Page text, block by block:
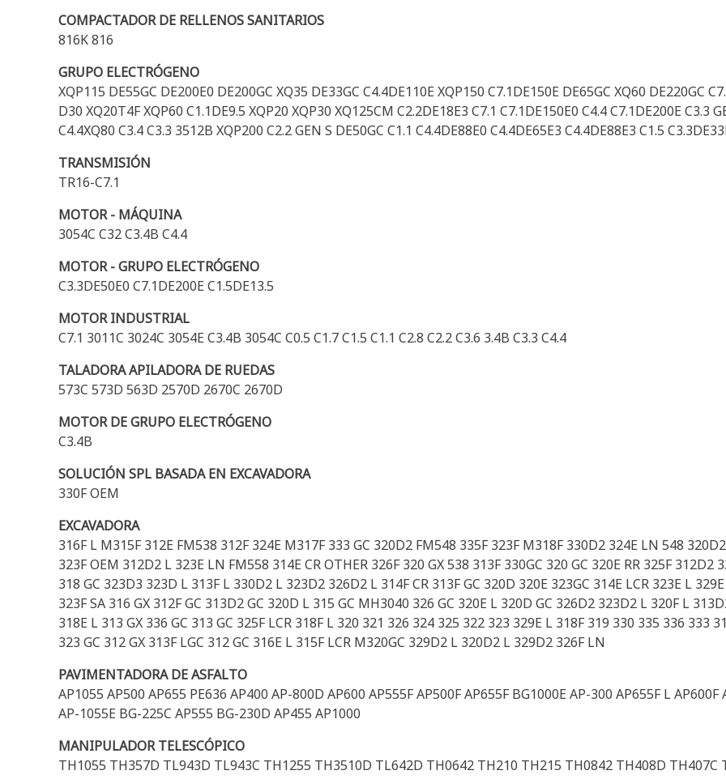
COMPACTADOR DE RELLENOS SANITARIOS
816K 816
GRUPO ELECTRÓGENO
XQP115 DE55GC DE200E0 DE200GC XQ35 DE33GC C4.4DE110E XQP150 C7.1DE150E DE65GC XQ60 DE220GC
D30 XQ20T4F XQP60 C1.1DE9.5 XQP20 XQP30 XQ125CM C2.2DE18E3 C7.1 C7.1DE150E0 C4.4 C7.1DE200E C3.3
C4.4XQ80 C3.4 C3.3 3512B XQP200 C2.2 GEN S DE50GC C1.1 C4.4DE88E0 C4.4DE65E3 C4.4DE88E3 C1.5
TRANSMISIÓN
TR16-C7.1
MOTOR - MÁQUINA
3054C C32 C3.4B C4.4
MOTOR - GRUPO ELECTRÓGENO
C3.3DE50E0 C7.1DE200E C1.5DE13.5
MOTOR INDUSTRIAL
C7.1 3011C 3024C 3054E C3.4B 3054C C0.5 C1.7 C1.5 C1.1 C2.8 C2.2 C3.6 3.4B C3.3 C4.4
TALADORA APILADORA DE RUEDAS
573C 573D 563D 2570D 2670C 2670D
MOTOR DE GRUPO ELECTRÓGENO
C3.4B
SOLUCIÓN SPL BASADA EN EXCAVADORA
330F OEM
EXCAVADORA
316F L M315F 312E FM538 312F 324E M317F 333 GC 320D2 FM548 335F 323F M318F 330D2 324E LN 548
323F OEM 312D2 L 323E LN FM558 314E CR OTHER 326F 320 GX 538 313F 330GC 320 GC 320E RR 325F 312D2
318 GC 323D3 323D L 313F L 330D2 L 323D2 326D2 L 314F CR 313F GC 320D 320E 323GC 314E LCR 323E L
323F SA 316 GX 312F GC 313D2 GC 320D L 315 GC MH3040 326 GC 320E L 320D GC 326D2 323D2 L 320F L
318E L 313 GX 336 GC 313 GC 325F LCR 318F L 320 321 326 324 325 322 323 329E L 318F 319 330 335 336 333
323 GC 312 GX 313F LGC 312 GC 316E L 315F LCR M320GC 329D2 L 320D2 L 329D2 326F LN
PAVIMENTADORA DE ASFALTO
AP1055 AP500 AP655 PE636 AP400 AP-800D AP600 AP555F AP500F AP655F BG1000E AP-300 AP655F L
AP-1055E BG-225C AP555 BG-230D AP455 AP1000
MANIPULADOR TELESCÓPICO
TH1055 TH357D TL943D TL943C TH1255 TH3510D TL642D TH0642 TH210 TH215 TH0842 TH408D TH407C